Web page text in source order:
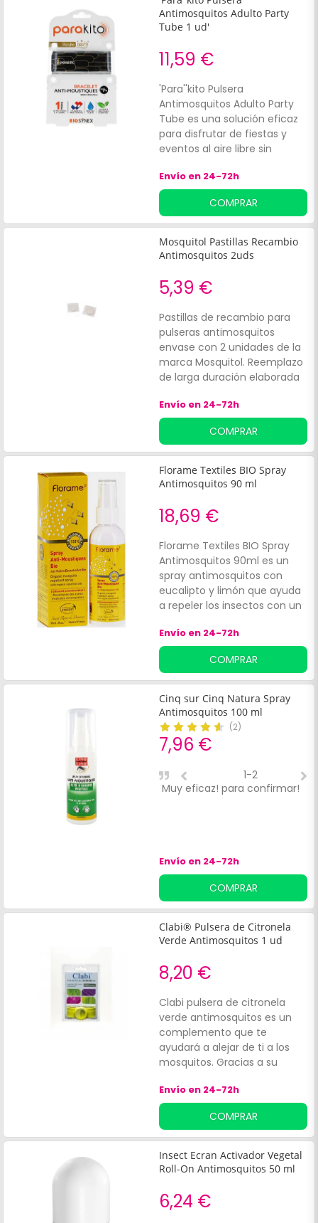
Antimosquitos Adulto Party
Tube 1 ud'
11,59 €
'Para''kito Pulsera
Antimosquitos Adulto Party
Tube es una solución eficaz
para disfrutar de fiestas y
eventos al aire libre sin
picaduras. Esta pulsera,
diseñada especialmente
para adultos, combina un
estilo moderno y discreto
con funcionalidad.
Envío en 24-72h
COMPRAR
Mosquitol Pastillas Recambio
Antimosquitos 2uds
5,39 €
Pastillas de recambio para
pulseras antimosquitos
envase con 2 unidades de la
marca Mosquitol. Reemplazo
de larga duración elaborada
una fragancia cítrica con
acción repelente de
mosquitos y otros insectos.
Envío en 24-72h
COMPRAR
Florame Textiles BIO Spray
Antimosquitos 90 ml
18,69 €
Florame Textiles BIO Spray
Antimosquitos 90ml es un
spray antimosquitos con
eucalipto y limón que ayuda
a repeler los insectos con un
para un uso sobre textiles,
como ropa, carritos de bebé,
etc.
Envío en 24-72h
COMPRAR
Cinq sur Cinq Natura Spray
Antimosquitos 100 ml
(2)
7,96 €
Muy eficaz! para confirmar!
1-2
Envío en 24-72h
COMPRAR
Clabi® Pulsera de Citronela
Verde Antimosquitos 1 ud
8,20 €
Clabi pulsera de citronela
verde antimosquitos es un
complemento que te
ayudará a alejar de ti a los
mosquitos. Gracias a su
pulsera de citronela verde
antimosquitos es un perfecto
aliado tanto para niños como
adultos.
Envío en 24-72h
COMPRAR
Insect Ecran Activador Vegetal
Roll-On Antimosquitos 50 ml
6,24 €